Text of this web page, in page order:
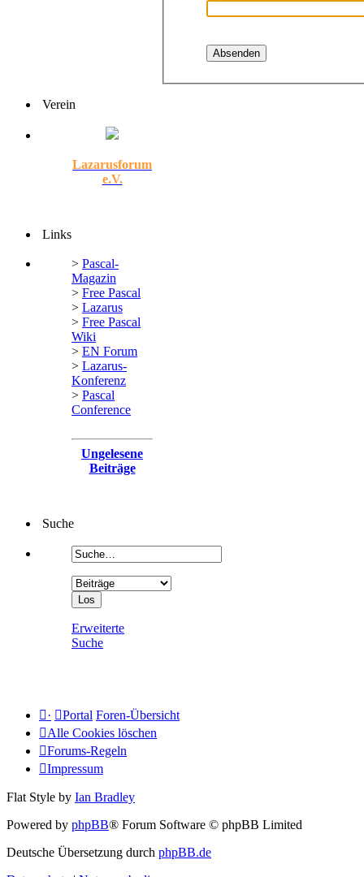
Verein
Lazarusforum
e.V.
Links
> Pascal-
Magazin
> Free Pascal
> Lazarus
> Free Pascal
Wiki
> EN Forum
> Lazarus-
Konferenz
> Pascal
Conference
Ungelesene
Beiträge
Suche
Erweiterte
Suche
· Portal Foren-Übersicht
Alle Cookies löschen
Forums-Regeln
Impressum
Flat Style by Ian Bradley
Powered by phpBB® Forum Software © phpBB Limited
Deutsche Übersetzung durch phpBB.de